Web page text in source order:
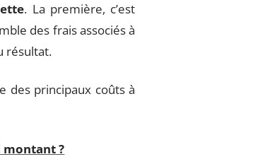
. La première, c’est
des frais associés à
résultat.
des principaux coûts à
montant ?